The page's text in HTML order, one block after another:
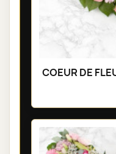
COEUR DE